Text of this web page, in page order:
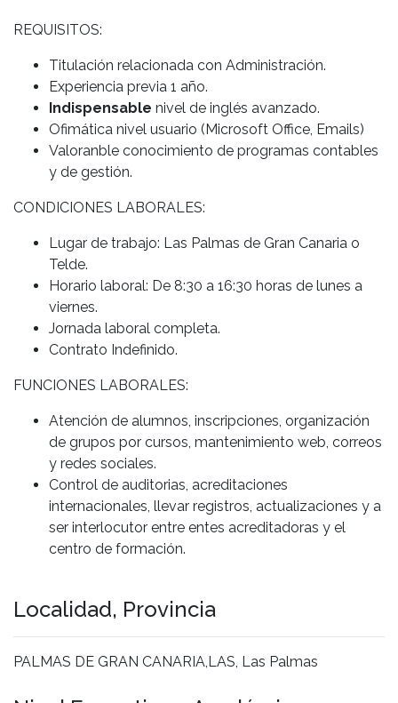
REQUISITOS:
Titulación relacionada con Administración.
Experiencia previa 1 año.
Indispensable nivel de inglés avanzado.
Ofimática nivel usuario (Microsoft Office, Emails)
Valoranble conocimiento de programas contables
y de gestión.
CONDICIONES LABORALES:
Lugar de trabajo: Las Palmas de Gran Canaria o
Telde.
Horario laboral: De 8:30 a 16:30 horas de lunes a
viernes.
Jornada laboral completa.
Contrato Indefinido.
FUNCIONES LABORALES:
Atención de alumnos, inscripciones, organización
de grupos por cursos, mantenimiento web, correos
y redes sociales.
Control de auditorias, acreditaciones
internacionales, llevar registros, actualizaciones y a
ser interlocutor entre entes acreditadoras y el
centro de formación.
Localidad, Provincia
PALMAS DE GRAN CANARIA,LAS, Las Palmas